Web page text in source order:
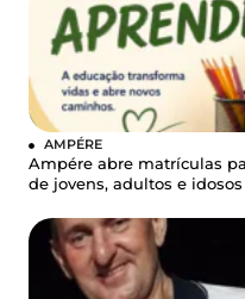
AMPÉRE
Ampére abre matrículas
de jovens, adultos e idosos